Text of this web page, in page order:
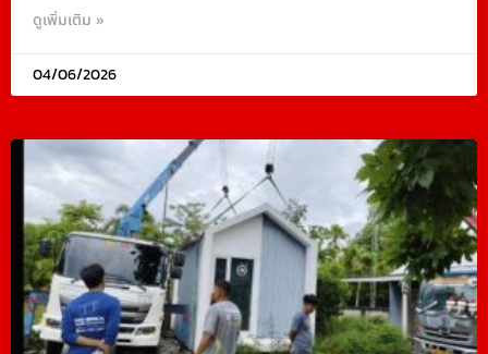
ดูเพิ่มเติม »
04/06/2026